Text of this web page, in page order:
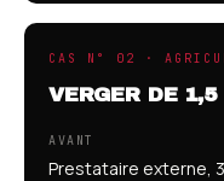
CAS N° 02 ·
VERGER DE
AVANT
Prestataire externe,